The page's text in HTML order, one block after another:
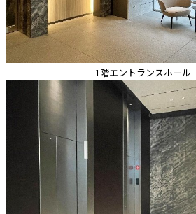
1階エントランスホール